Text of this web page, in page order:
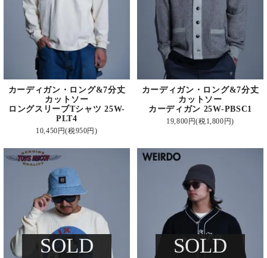
カーディガン・ロング&7分丈
カットソー
ロングスリーブTシャツ 25W-
PLT4
10,450円(税950円)
カーディガン・ロング&7分丈
カットソー
カーディガン 25W-PBSC1
19,800円(税1,800円)
SOLD SOLD